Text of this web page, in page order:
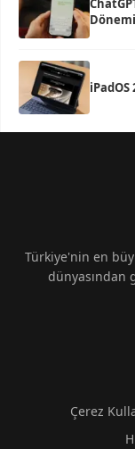
Türkiye'nin en
dünyasından
Çerez